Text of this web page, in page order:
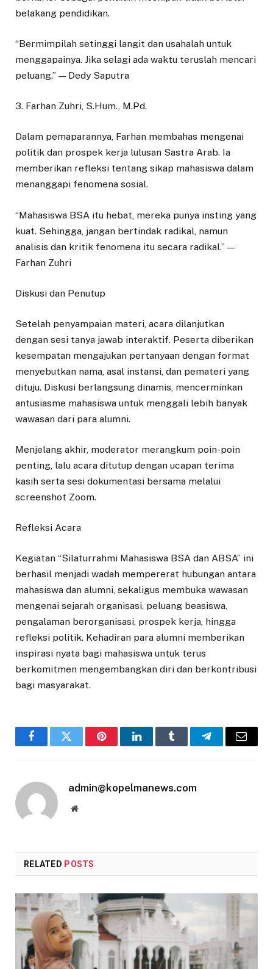
belakang pendidikan.
“Bermimpilah setinggi langit dan usahalah untuk
menggapainya. Jika selagi ada waktu teruslah mencari
peluang.” — Dedy Saputra
3. Farhan Zuhri, S.Hum., M.Pd.
Dalam pemaparannya, Farhan membahas mengenai
politik dan prospek kerja lulusan Sastra Arab. Ia
memberikan refleksi tentang sikap mahasiswa dalam
menanggapi fenomena sosial.
“Mahasiswa BSA itu hebat, mereka punya insting yang
kuat. Sehingga, jangan bertindak radikal, namun
analisis dan kritik fenomena itu secara radikal.” —
Farhan Zuhri
Diskusi dan Penutup
Setelah penyampaian materi, acara dilanjutkan
dengan sesi tanya jawab interaktif. Peserta diberikan
kesempatan mengajukan pertanyaan dengan format
menyebutkan nama, asal instansi, dan pemateri yang
dituju. Diskusi berlangsung dinamis, mencerminkan
antusiasme mahasiswa untuk menggali lebih banyak
wawasan dari para alumni.
Menjelang akhir, moderator merangkum poin-poin
penting, lalu acara ditutup dengan ucapan terima
kasih serta sesi dokumentasi bersama melalui
screenshot Zoom.
Refleksi Acara
Kegiatan “Silaturrahmi Mahasiswa BSA dan ABSA” ini
berhasil menjadi wadah mempererat hubungan antara
mahasiswa dan alumni, sekaligus membuka wawasan
mengenai sejarah organisasi, peluang beasiswa,
pengalaman berorganisasi, prospek kerja, hingga
refleksi politik. Kehadiran para alumni memberikan
inspirasi nyata bagi mahasiswa untuk terus
berkomitmen mengembangkan diri dan berkontribusi
bagi masyarakat.
FacebookTwitter PinterestLinkedInTumblr TelegramEmail
admin@kopelmanews.com
Website
RELATED POSTS